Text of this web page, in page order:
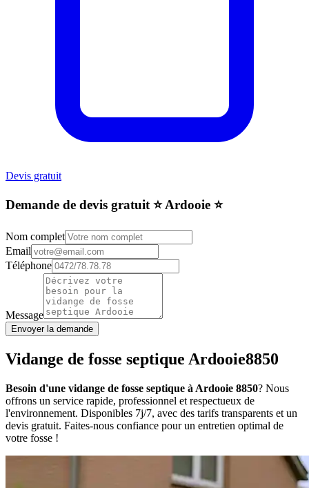
Devis gratuit
Demande de devis gratuit ⭐️ Ardooie ⭐️
Nom complet
Email
Téléphone
Message
Envoyer la demande
Vidange de fosse septique Ardooie8850
Besoin d'une vidange de fosse septique à Ardooie 8850? Nous
offrons un service rapide, professionnel et respectueux de
l'environnement. Disponibles 7j/7, avec des tarifs transparents et un
devis gratuit. Faites-nous confiance pour un entretien optimal de
votre fosse !